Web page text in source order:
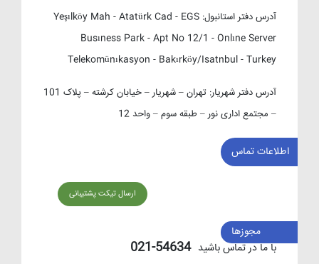
آدرس دفتر استانبول: Yeşılköy Mah - Atatürk Cad - EGS
Busıness Park - Apt No 12/1 - Onlıne Server
Telekomünıkasyon - Bakırköy/Isatnbul - Turkey
آدرس دفتر شهریار:
تهران – شهریار – خیابان کرشته – پلاک 101
– مجتمع اداری نور – طبقه سوم – واحد 12
اطلاعات تماس
ارسال تیکت پشتیبانی
با ما در تماس باشید 54634-021
مجوزها